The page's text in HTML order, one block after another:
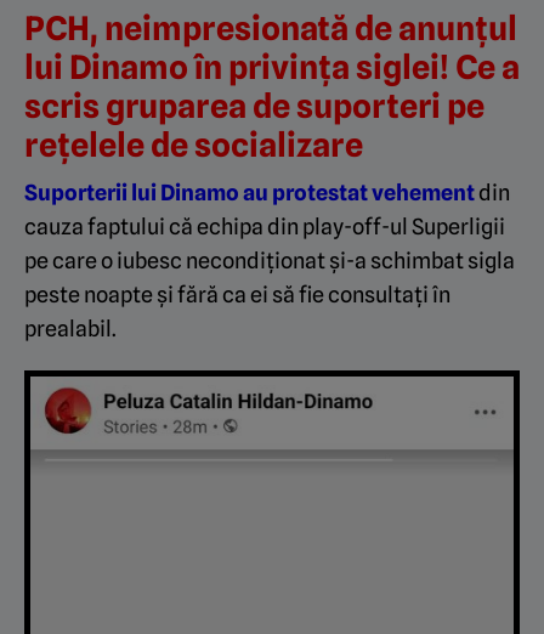
PCH, neimpresionată de anunțul
lui Dinamo în privința siglei! Ce a
scris gruparea de suporteri pe
rețelele de socializare
Suporterii lui Dinamo au protestat vehementdin
cauza faptului că echipa din play-off-ul Superligii
pe care o iubesc necondiționat și-a schimbat sigla
peste noapte și fără ca ei să fie consultați în
prealabil.